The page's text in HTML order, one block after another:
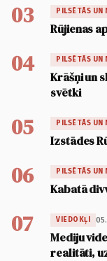
03 PILSĒTĀS UN
Rūjienas
04 PILSĒTĀS UN
Krāšņi un
svētki
05 PILSĒTĀS UN
Izstādes
06 PILSĒTĀS UN
Kabatā
07 VIEDOKĻI
Mediju
realitāti,